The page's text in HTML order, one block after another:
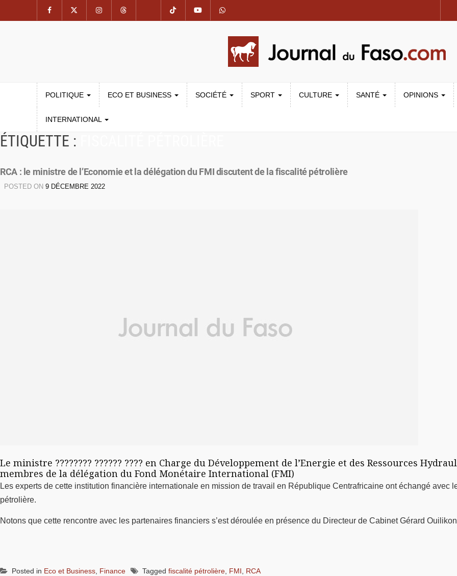
POLITIQUE ECO ET BUSINESS SOCIÉTÉ SPORT CULTURE SANTÉ OPINIONS
INTERNATIONAL
ÉTIQUETTE :
RCA : le ministre de l’Economie et la délégation du FMI discutent de la fiscalité pétrolière
POSTED ON 9 DÉCEMBRE 2022
Le ministre ???????? ?????? ???? en Charge du Développement de l’Energie et des Ressources
membres de la délégation du Fond Monétaire International (FMI)
Les experts de cette institution financière internationale en mission de travail en République Centrafricaine ont échangé avec
pétrolière.
Notons que cette rencontre avec les partenaires financiers s’est déroulée en présence du Directeur de Cabinet Gérard
Posted in Eco et Business Finance Tagged fiscalité pétrolière FMI RCA